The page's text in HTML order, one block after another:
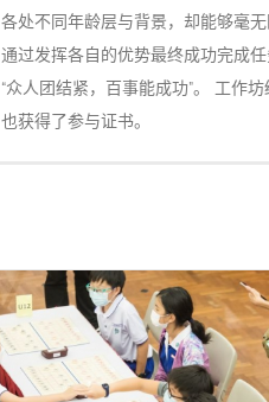
各处不同年龄层与背景，却能够毫无
通过发挥各自的优势最终成功完成
“众人团结紧，百事能成功”。 工作
也获得了参与证书。